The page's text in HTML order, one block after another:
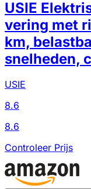
USIE
vering met
km,
snelheden,
USIE
8.6
8.6
Controleer Prijs